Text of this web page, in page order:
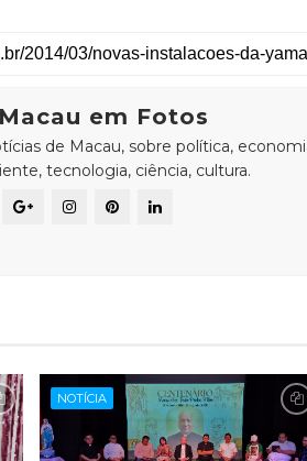
em Fotos
de Macau, sobre política,
tecnologia, ciência, cultura.
NOTÍCIA